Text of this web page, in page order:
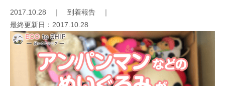
2017.10.28 ｜ 到着報告 ｜
最終更新日： 2017.10.28